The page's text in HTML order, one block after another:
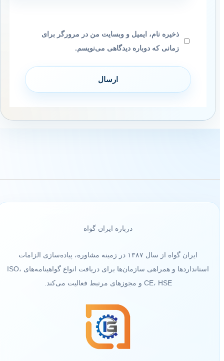
ذخیره نام، ایمیل و وبسایت من در مرورگر برای
زمانی که دوباره دیدگاهی می‌نویسم.
درباره ایران گواه
ایران گواه از سال ۱۳۸۷ در زمینه مشاوره، پیاده‌سازی الزامات
استانداردها و همراهی سازمان‌ها برای دریافت انواع گواهینامه‌های ISO،
CE، HSE و مجوزهای مرتبط فعالیت می‌کند.